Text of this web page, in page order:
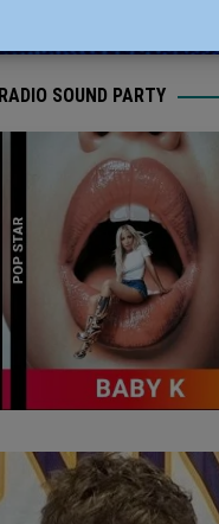
RADIO SOUND PARTY